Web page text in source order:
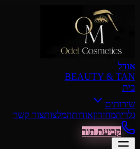
דילוג לתוכן הראשי
אודל
BEAUTY & TAN
בית
שירותים
גלריהמחירוןאודותהמלצותצור קשר
קביעת תור